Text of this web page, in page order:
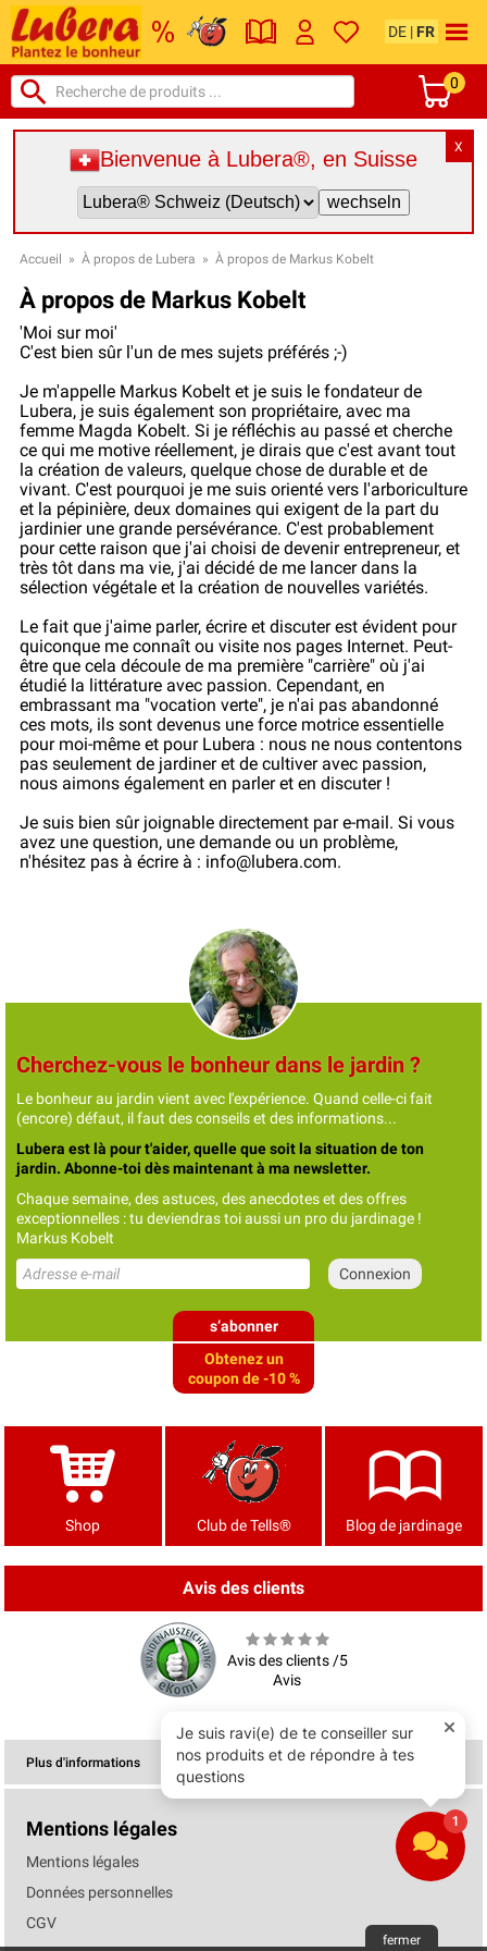
DE | FR
0
X
Bienvenue à Lubera®, en Suisse
Accueil » À propos de Lubera » À propos de Markus Kobelt
À propos de Markus Kobelt
'Moi sur moi'
C'est bien sûr l'un de mes sujets préférés ;-)
Je m'appelle Markus Kobelt et je suis le fondateur de
Lubera, je suis également son propriétaire, avec ma
femme Magda Kobelt. Si je réfléchis au passé et cherche
ce qui me motive réellement, je dirais que c'est avant tout
la création de valeurs, quelque chose de durable et de
vivant. C'est pourquoi je me suis orienté vers l'arboriculture
et la pépinière, deux domaines qui exigent de la part du
jardinier une grande persévérance. C'est probablement
pour cette raison que j'ai choisi de devenir entrepreneur, et
très tôt dans ma vie, j'ai décidé de me lancer dans la
sélection végétale et la création de nouvelles variétés.
Le fait que j'aime parler, écrire et discuter est évident pour
quiconque me connaît ou visite nos pages Internet. Peut-
être que cela découle de ma première "carrière" où j'ai
étudié la littérature avec passion. Cependant, en
embrassant ma "vocation verte", je n'ai pas abandonné
ces mots, ils sont devenus une force motrice essentielle
pour moi-même et pour Lubera : nous ne nous contentons
pas seulement de jardiner et de cultiver avec passion,
nous aimons également en parler et en discuter !
Je suis bien sûr joignable directement par e-mail. Si vous
avez une question, une demande ou un problème,
n'hésitez pas à écrire à : info@lubera.com.
Cherchez-vous le bonheur dans le jardin ?
Le bonheur au jardin vient avec l'expérience. Quand celle-ci fait
(encore) défaut, il faut des conseils et des informations...
Lubera est là pour t'aider, quelle que soit la situation de ton
jardin. Abonne-toi dès maintenant à ma newsletter.
Chaque semaine, des astuces, des anecdotes et des offres
exceptionnelles : tu deviendras toi aussi un pro du jardinage !
Markus Kobelt
s’abonner
Obtenez un
coupon de -10 %
Shop Club de Tells® Blog de jardinage
Avis des clients
Avis des clients /5
Avis
Plus d'informations
Mentions légales
Mentions légales
Données personnelles
CGV
fermer